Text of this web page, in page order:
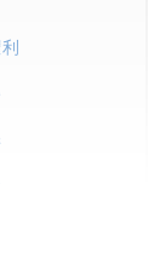
物登記』が